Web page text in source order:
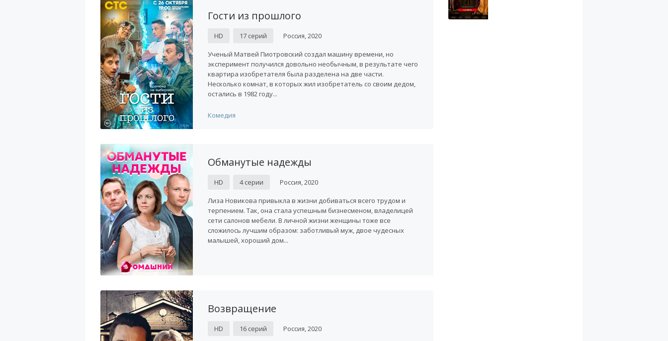
Гости из прошлого
HD 17 серий Россия, 2020
Ученый Матвей Пиотровский создал машину времени, но
эксперимент получился довольно необычным, в результате чего
квартира изобретателя была разделена на две части.
Несколько комнат, в которых жил изобретатель со своим дедом,
остались в 1982 году...
Комедия
Обманутые надежды
HD 4 серии Россия, 2020
Лиза Новикова привыкла в жизни добиваться всего трудом и
терпением. Так, она стала успешным бизнесменом, владелицей
сети салонов мебели. В личной жизни женщины тоже все
сложилось лучшим образом: заботливый муж, двое чудесных
малышей, хороший дом...
Возвращение
HD 16 серий Россия, 2020